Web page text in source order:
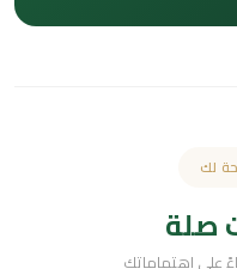
لك
صلة
على اهتماماتك